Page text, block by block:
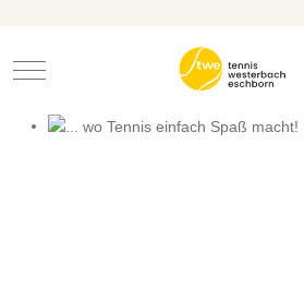
Mobile Menu Toggle